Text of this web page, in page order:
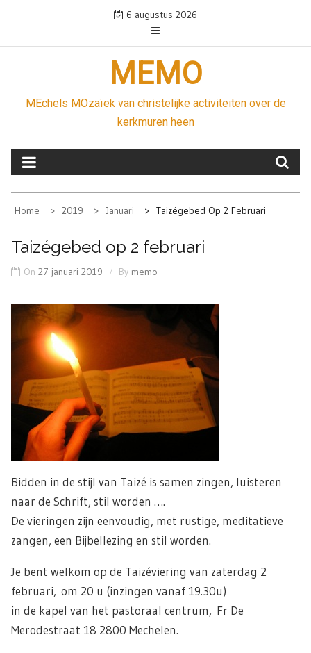
content
6 augustus 2026
MEMO
MEchels MOzaïek van christelijke activiteiten over de
kerkmuren heen
Home 2019 Januari Taizégebed Op 2 Februari
Taizégebed op 2 februari
On 27 januari 2019 By memo
Bidden in de stijl van Taizé is samen zingen, luisteren
naar de Schrift, stil worden ….
De vieringen zijn eenvoudig, met rustige, meditatieve
zangen, een Bijbellezing en stil worden.
Je bent welkom op de Taizéviering van zaterdag 2
februari, om 20 u (inzingen vanaf 19.30u)
in de kapel van het pastoraal centrum, Fr De
Merodestraat 18 2800 Mechelen.